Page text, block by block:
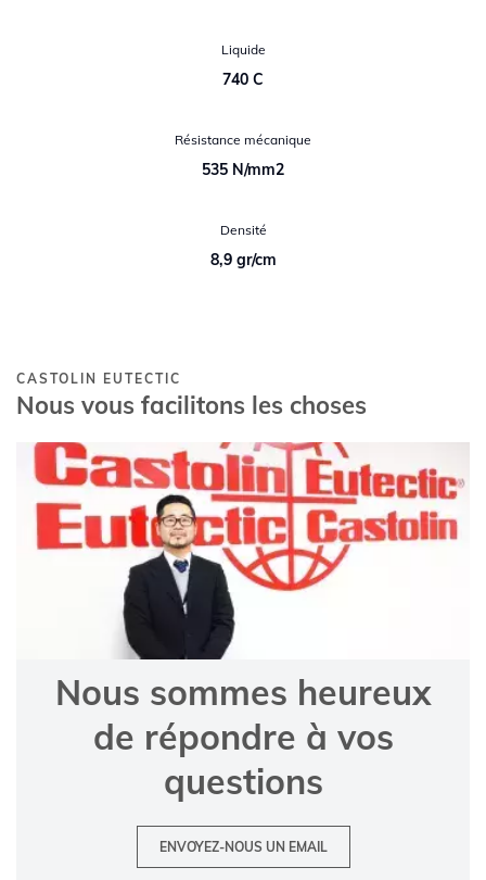
Liquide
740 C
Résistance mécanique
535 N/mm2
Densité
8,9 gr/cm
CASTOLIN EUTECTIC
Nous vous facilitons les choses
Nous sommes heureux
de répondre à vos
questions
ENVOYEZ-NOUS UN EMAIL